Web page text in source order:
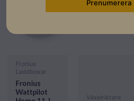
Fronius
Laddboxar
Fronius
Wattpilot
Växelriktare